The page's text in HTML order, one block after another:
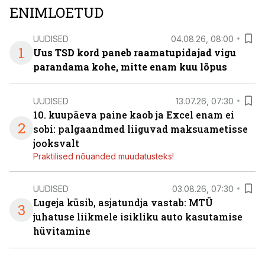
ENIMLOETUD
1
UUDISED 04.08.26, 08:00
Uus TSD kord paneb raamatupidajad vigu
parandama kohe, mitte enam kuu lõpus
2
UUDISED 13.07.26, 07:30
10. kuupäeva paine kaob ja Excel enam ei
sobi: palgaandmed liiguvad maksuametisse
jooksvalt
Praktilised nõuanded muudatusteks!
3
UUDISED 03.08.26, 07:30
Lugeja küsib, asjatundja vastab: MTÜ
juhatuse liikmele isikliku auto kasutamise
hüvitamine